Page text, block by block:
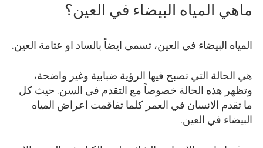
ماهي المياه البيضاء في العين؟
المياه البيضاء في العين، تسمى ايضاً بالساد او عتامة العين.
هي الحالة التي تصبح فيها الرؤية ضبابية وغير واضحة،
وتظهر هذه الحالة خصوصاً مع التقدم في السن. حيث كل
ما تقدم الانسان في العمر كلما تفاقمت اعراض المياه
البيضاء في العين.